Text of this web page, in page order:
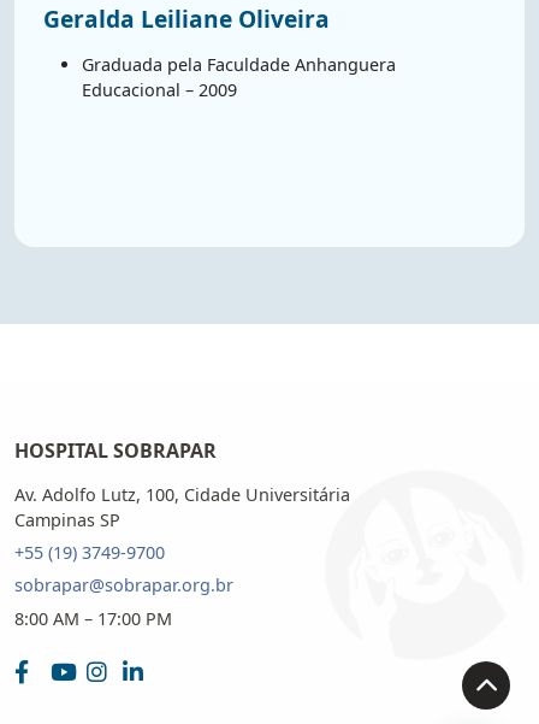
Geralda Leiliane Oliveira
Graduada pela Faculdade Anhanguera
Educacional – 2009
HOSPITAL SOBRAPAR
Av. Adolfo Lutz, 100, Cidade Universitária
Campinas SP
+55 (19) 3749-9700
sobrapar@sobrapar.org.br
8:00 AM – 17:00 PM